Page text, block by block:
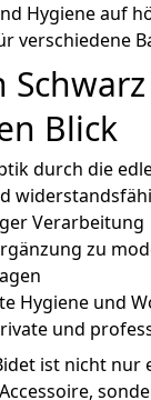
Hygiene auf
verschiedene
Blick
durch die
Verarbeitung
zu
Hygiene und
und
ist nicht nur